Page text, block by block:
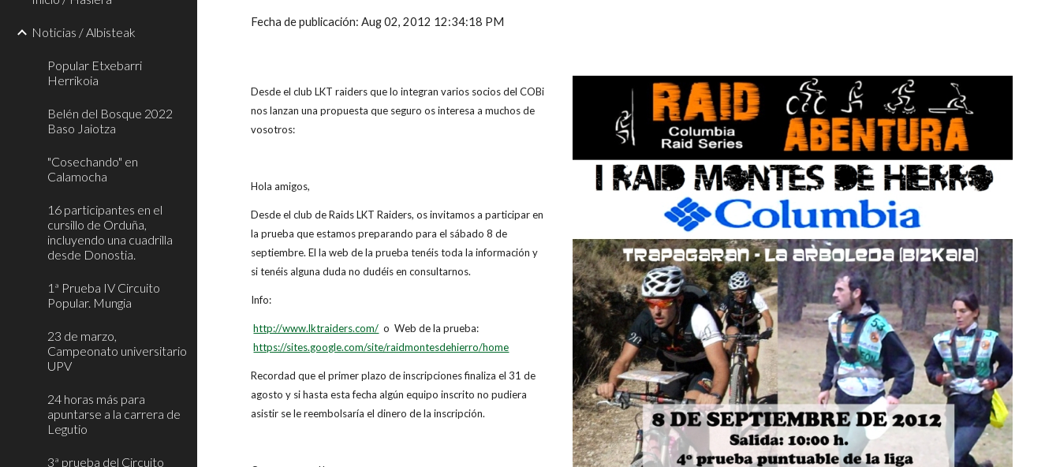
Noticias / Albisteak
Popular Etxebarri
Herrikoia
Belén del Bosque 2022
Baso Jaiotza
"Cosechando" en
Calamocha
16 participantes en el
cursillo de Orduña,
incluyendo una cuadrilla
desde Donostia.
1ª Prueba IV Circuito
Popular. Mungia
23 de marzo,
Campeonato universitario
UPV
24 horas más para
apuntarse a la carrera de
Legutio
3ª prueba del Circuito
Fecha de publicación: Aug 02, 2012 12:34:18 PM
Desde el club LKT raiders que lo integran varios socios del COBi
nos lanzan una propuesta que seguro os interesa a muchos de
vosotros:
Hola amigos,
Desde el club de Raids LKT Raiders, os invitamos a participar en
la prueba que estamos preparando para el sábado 8 de
septiembre. El la web de la prueba tenéis toda la información y
si tenéis alguna duda no dudéis en consultarnos.
Info:
http://www.lktraiders.com/ o Web de la prueba:
https://sites.google.com/site/raidmontesdehierro/home
Recordad que el primer plazo de inscripciones finaliza el 31 de
agosto y si hasta esta fecha algún equipo inscrito no pudiera
asistir se le reembolsaría el dinero de la inscripción.